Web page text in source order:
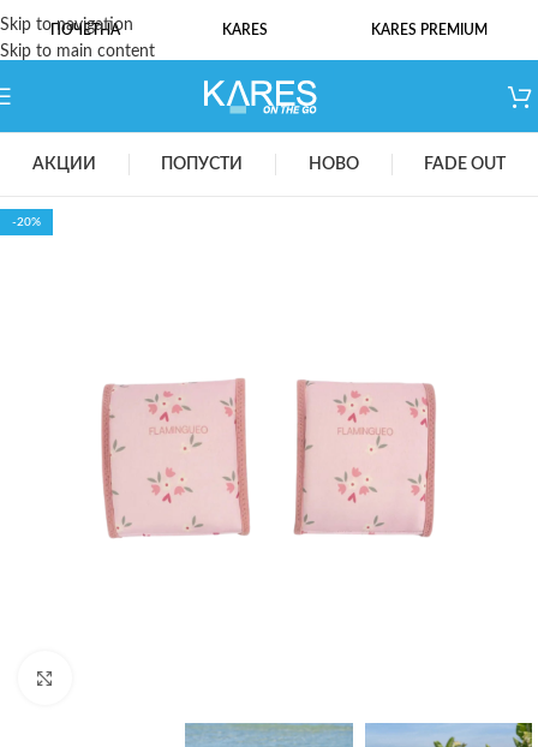
Skip to navigation
Skip to main content
ПОЧЕТНА KARES KARES PREMIUM
АКЦИИ ПОПУСТИ НОВО FADE OUT
-20%